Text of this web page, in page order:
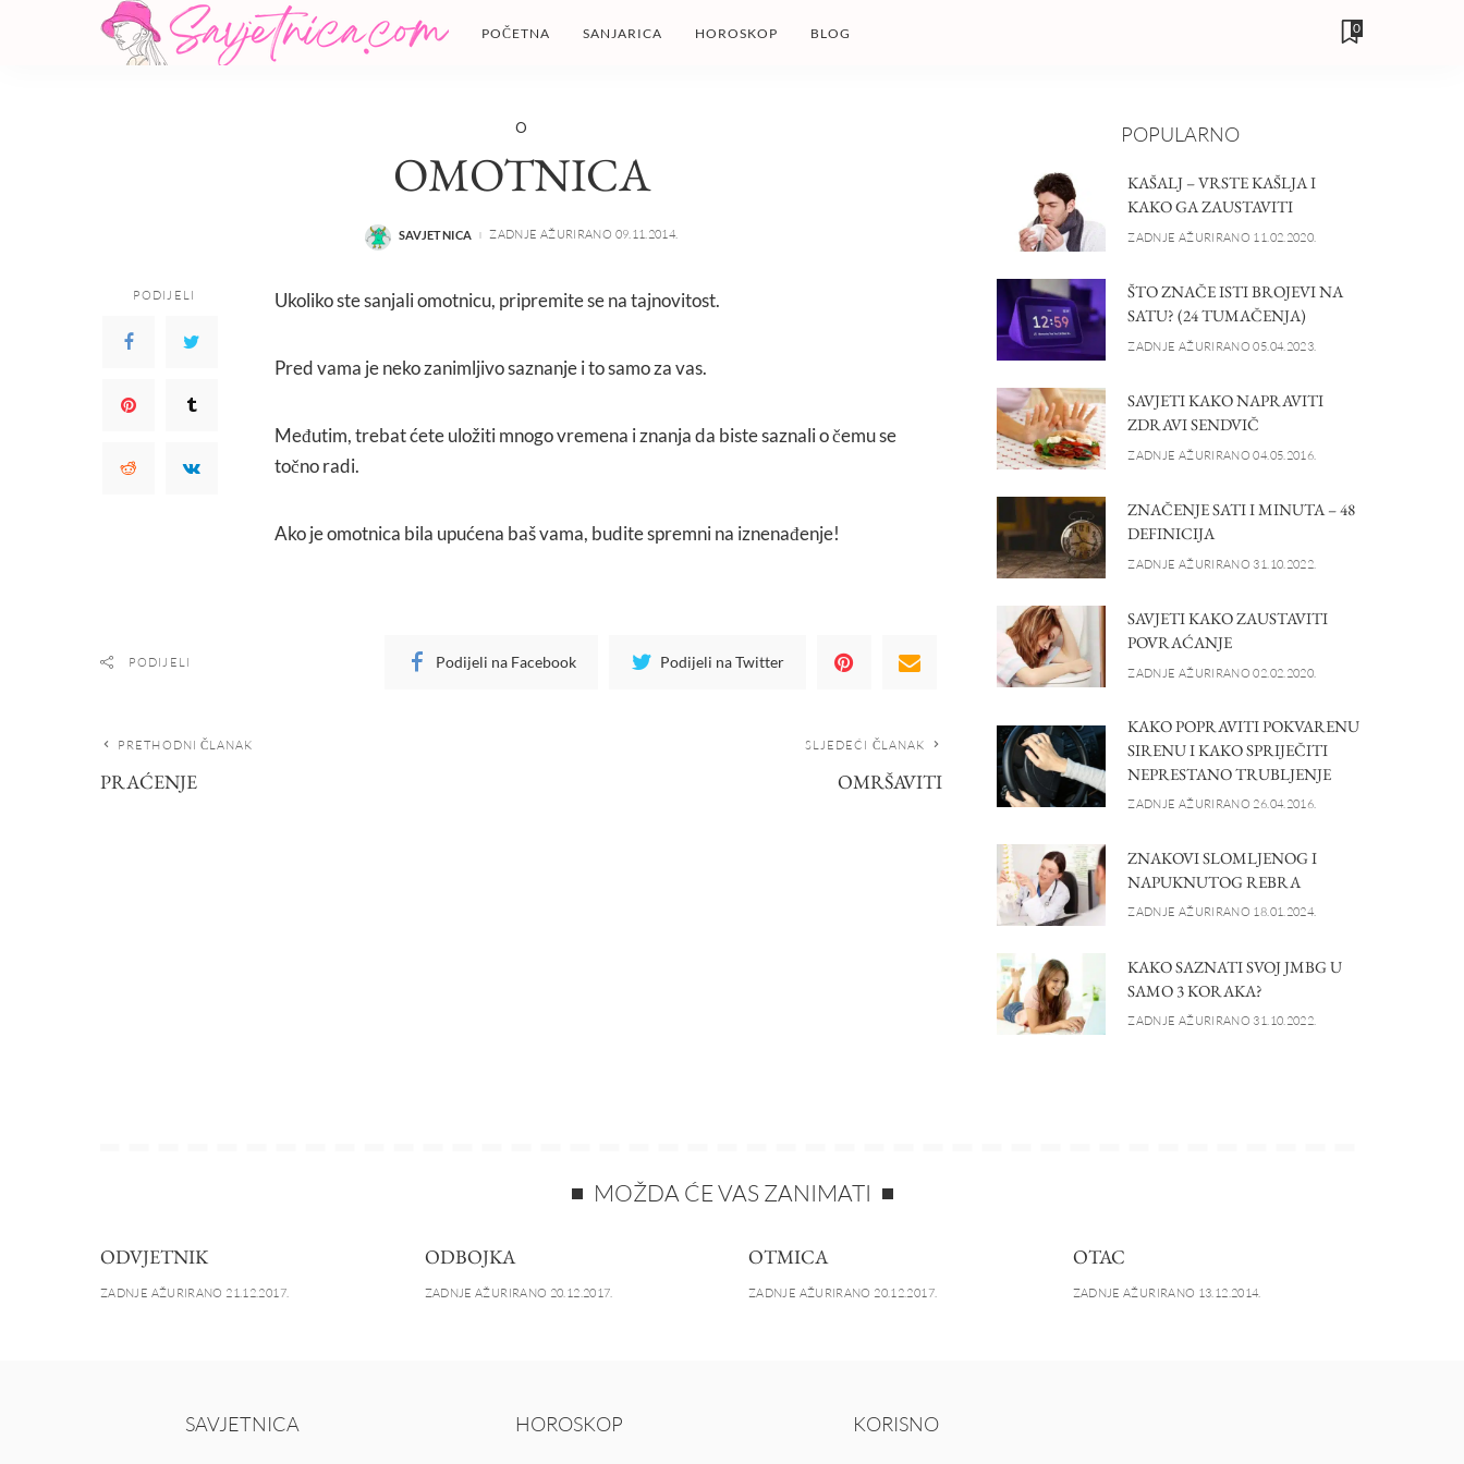
POČETNA SANJARICA HOROSKOP BLOG 0
O
OMOTNICA
POSTED
SAVJETNICA ZADNJE AŽURIRANO 09.11.2014.
PODIJELI Ukoliko ste sanjali omotnicu, pripremite se na tajnovitost.
Pred vama je neko zanimljivo saznanje i to samo za vas.
Međutim, trebat ćete uložiti mnogo vremena i znanja da biste saznali o čemu se
točno radi.
Ako je omotnica bila upućena baš vama, budite spremni na iznenađenje!
PODIJELI Podijeli na Facebook Podijeli na Twitter
PRETHODNI ČLANAK
PRAĆENJE
SLJEDEĆI ČLANAK
OMRŠAVITI
POPULARNO
KAŠALJ – VRSTE KAŠLJA I
KAKO GA ZAUSTAVITI
ZADNJE AŽURIRANO 11.02.2020.
ŠTO ZNAČE ISTI BROJEVI NA
SATU? (24 TUMAČENJA)
ZADNJE AŽURIRANO 05.04.2023.
SAVJETI KAKO NAPRAVITI
ZDRAVI SENDVIČ
ZADNJE AŽURIRANO 04.05.2016.
ZNAČENJE SATI I MINUTA – 48
DEFINICIJA
ZADNJE AŽURIRANO 31.10.2022.
SAVJETI KAKO ZAUSTAVITI
POVRAĆANJE
ZADNJE AŽURIRANO 02.02.2020.
KAKO POPRAVITI POKVARENU
SIRENU I KAKO SPRIJEČITI
NEPRESTANO TRUBLJENJE
ZADNJE AŽURIRANO 26.04.2016.
ZNAKOVI SLOMLJENOG I
NAPUKNUTOG REBRA
ZADNJE AŽURIRANO 18.01.2024.
KAKO SAZNATI SVOJ JMBG U
SAMO 3 KORAKA?
ZADNJE AŽURIRANO 31.10.2022.
MOŽDA ĆE VAS ZANIMATI
ODVJETNIK
ZADNJE AŽURIRANO 21.12.2017.
ODBOJKA
ZADNJE AŽURIRANO 20.12.2017.
OTMICA
ZADNJE AŽURIRANO 20.12.2017.
OTAC
ZADNJE AŽURIRANO 13.12.2014.
SAVJETNICA HOROSKOP KORISNO